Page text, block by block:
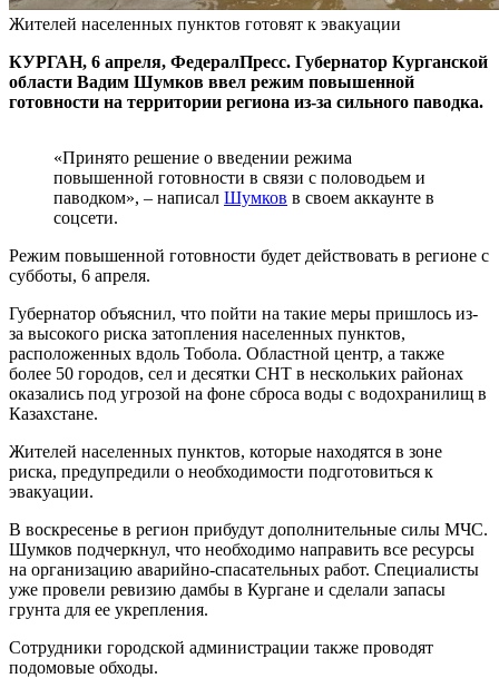
Жителей населенных пунктов готовят к эвакуации
КУРГАН, 6 апреля, ФедералПресс. Губернатор Курганской
области Вадим Шумков ввел режим повышенной
готовности на территории региона из-за сильного паводка.
«Принято решение о введении режима
повышенной готовности в связи с половодьем и
паводком», – написал Шумков в своем аккаунте в
соцсети.
Режим повышенной готовности будет действовать в регионе с
субботы, 6 апреля.
Губернатор объяснил, что пойти на такие меры пришлось из-
за высокого риска затопления населенных пунктов,
расположенных вдоль Тобола. Областной центр, а также
более 50 городов, сел и десятки СНТ в нескольких районах
оказались под угрозой на фоне сброса воды с водохранилищ в
Казахстане.
Жителей населенных пунктов, которые находятся в зоне
риска, предупредили о необходимости подготовиться к
эвакуации.
В воскресенье в регион прибудут дополнительные силы МЧС.
Шумков подчеркнул, что необходимо направить все ресурсы
на организацию аварийно-спасательных работ. Специалисты
уже провели ревизию дамбы в Кургане и сделали запасы
грунта для ее укрепления.
Сотрудники городской администрации также проводят
подомовые обходы.